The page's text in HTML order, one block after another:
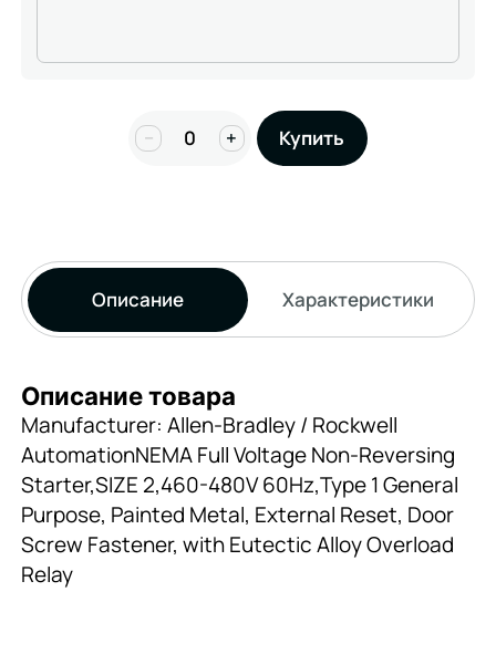
− + Купить
Описание Характеристики
Описание товара
Manufacturer: Allen-Bradley / Rockwell
AutomationNEMA Full Voltage Non-Reversing
Starter,SIZE 2,460-480V 60Hz,Type 1 General
Purpose, Painted Metal, External Reset, Door
Screw Fastener, with Eutectic Alloy Overload
Relay